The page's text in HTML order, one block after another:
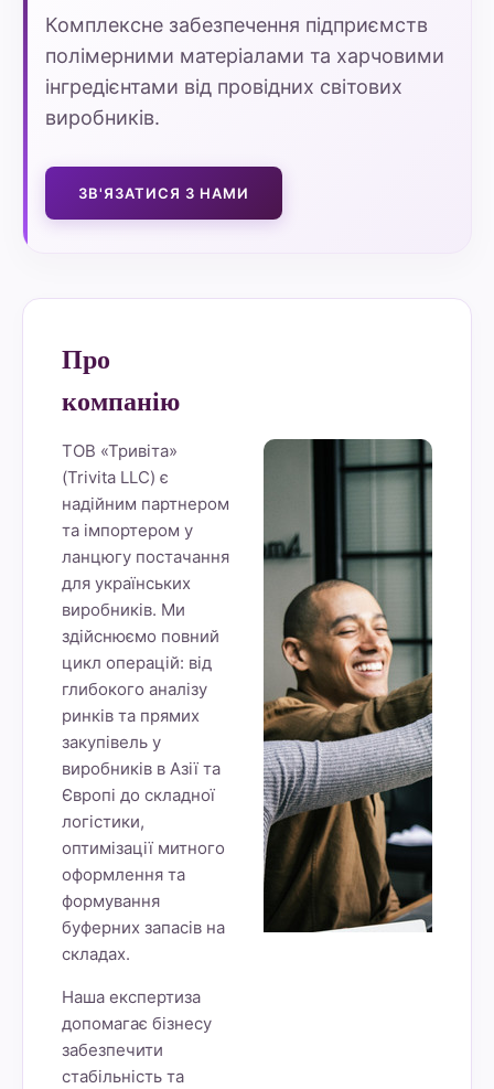
Комплексне забезпечення підприємств
полімерними матеріалами та харчовими
інгредієнтами від провідних світових
виробників.
ЗВ'ЯЗАТИСЯ З НАМИ
Про
компанію
ТОВ «Тривіта»
(Trivita LLC) є
надійним партнером
та імпортером у
ланцюгу постачання
для українських
виробників. Ми
здійснюємо повний
цикл операцій: від
глибокого аналізу
ринків та прямих
закупівель у
виробників в Азії та
Європі до складної
логістики,
оптимізації митного
оформлення та
формування
буферних запасів на
складах.
Наша експертиза
допомагає бізнесу
забезпечити
стабільність та